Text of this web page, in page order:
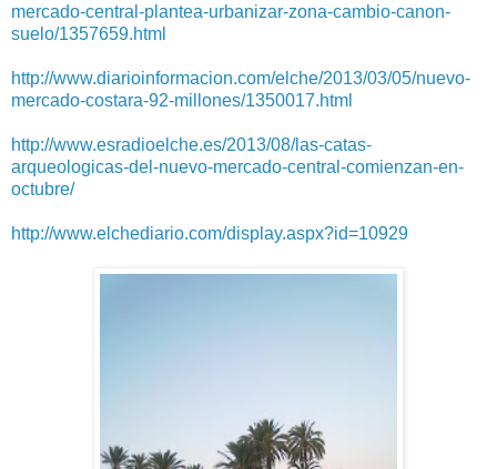
mercado-central-plantea-urbanizar-zona-cambio-canon-
suelo/1357659.html
http://www.diarioinformacion.com/elche/2013/03/05/nuevo-
mercado-costara-92-millones/1350017.html
http://www.esradioelche.es/2013/08/las-catas-
arqueologicas-del-nuevo-mercado-central-comienzan-en-
octubre/
http://www.elchediario.com/display.aspx?id=10929